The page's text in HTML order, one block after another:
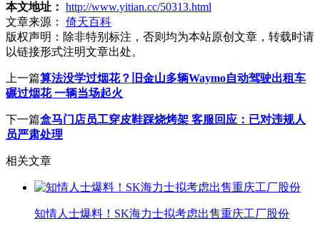
本文地址： http://www.yitian.cc/50313.html
文章来源：
倚天百科
版权声明： 除非特别标注，否则均为本站原创文章，转载时请
以链接形式注明文章出处。
上一篇算法没学过烟花？旧金山多辆Waymo自动驾驶出租车
碾过烟花 一辆当场起火
下一篇盒马门店员工穿皮鞋踩烧烤架 客服回应：已对违规人
员严肃处理
相关文章
知情人士爆料！SK海力士拟考虑出售重庆工厂股份